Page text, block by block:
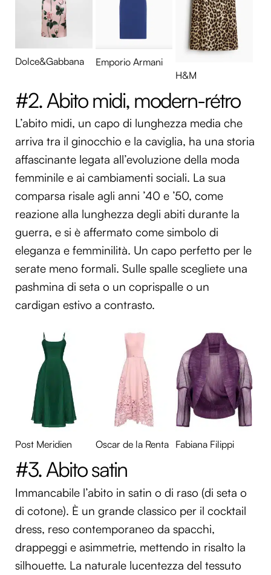
Dolce&Gabbana
Emporio Armani
H&M
#2. Abito midi, modern-rétro
L’abito midi, un capo di lunghezza media che
arriva tra il ginocchio e la caviglia, ha una storia
affascinante legata all’evoluzione della moda
femminile e ai cambiamenti sociali. La sua
comparsa risale agli anni ’40 e ’50, come
reazione alla lunghezza degli abiti durante la
guerra, e si è affermato come simbolo di
eleganza e femminilità. Un capo perfetto per le
serate meno formali. Sulle spalle scegliete una
pashmina di seta o un coprispalle o un
cardigan estivo a contrasto.
Post Meridien Oscar de la Renta Fabiana Filippi
#3. Abito satin
Immancabile l’abito in satin o di raso (di seta o
di cotone). È un grande classico per il cocktail
dress, reso contemporaneo da spacchi,
drappeggi e asimmetrie, mettendo in risalto la
silhouette. La naturale lucentezza del tessuto